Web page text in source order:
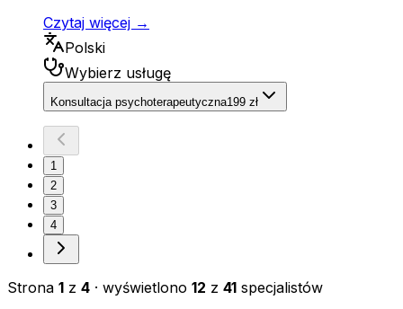
Czytaj więcej →
Polski
Wybierz usługę
Konsultacja psychoterapeutyczna199 zł
1
2
3
4
Strona 1 z 4 · wyświetlono 12 z 41 specjalistów